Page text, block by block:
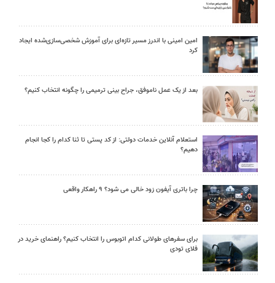
امین امینی با اندرز مسیر تازه‌ای برای آموزش شخصی‌سازی‌شده ایجاد
کرد
بعد از یک عمل ناموفق، جراح بینی ترمیمی را چگونه انتخاب کنیم؟
استعلام آنلاین خدمات دولتی: از کد پستی تا ثنا کدام را کجا انجام
دهیم؟
چرا باتری آیفون زود خالی می شود؟ ۹ راهکار واقعی
برای سفرهای طولانی کدام اتوبوس را انتخاب کنیم؟ راهنمای خرید در
فلای تودی